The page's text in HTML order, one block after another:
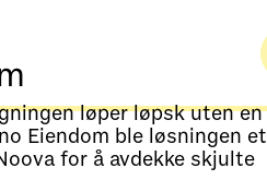
løper løpsk uten en
Eiendom ble løsningen et
for å avdekke skjulte